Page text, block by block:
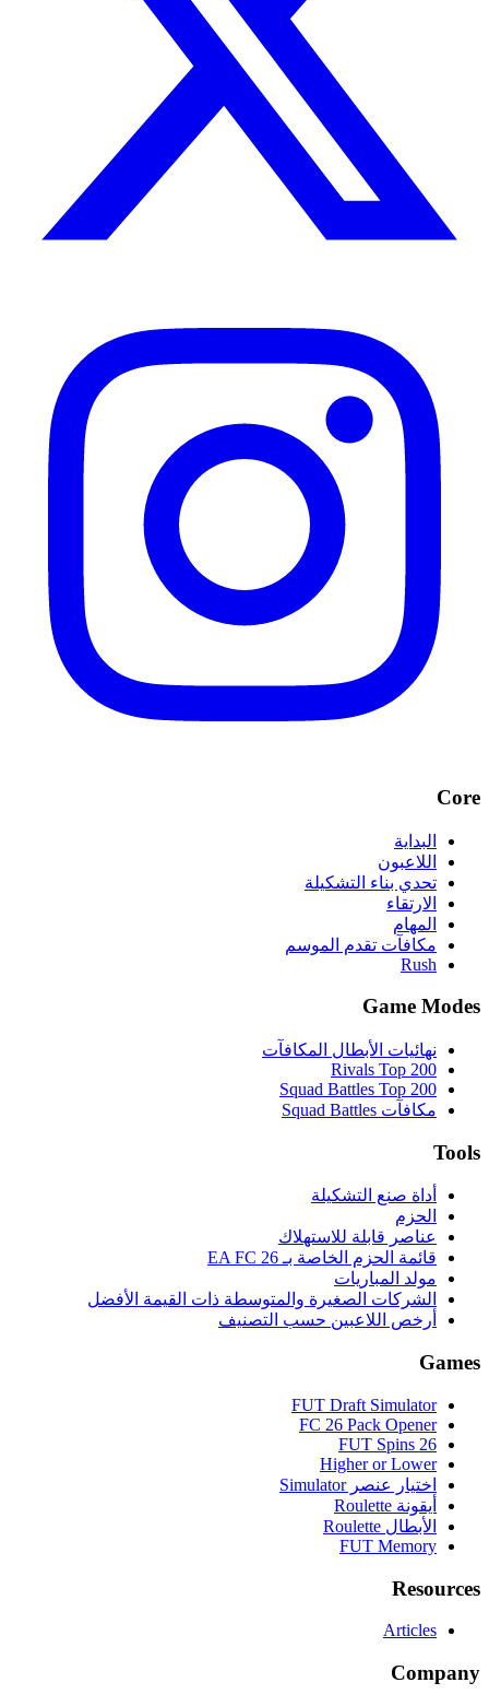
Core
البداية
اللاعبون
تحدي بناء التشكيلة
الارتقاء
المهام
مكافآت تقدم الموسم
Rush
Game Modes
نهائيات الأبطال المكافآت
Rivals Top 200
Squad Battles Top 200
مكافآت Squad Battles
Tools
أداة صنع التشكيلة
الحزم
عناصر قابلة للاستهلاك
قائمة الحزم الخاصة بـ EA FC 26
مولد المباريات
الشركات الصغيرة والمتوسطة ذات القيمة الأفضل
أرخص اللاعبين حسب التصنيف
Games
FUT Draft Simulator
FC 26 Pack Opener
FUT Spins 26
Higher or Lower
اختيار عنصر Simulator
أيقونة Roulette
الأبطال Roulette
FUT Memory
Resources
Articles
Company